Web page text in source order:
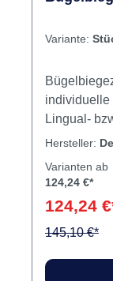
Variante:
individuelle
Lingual-
Zange
Hersteller:
Varianten ab
124,24 €*
124,24
145,10 €*